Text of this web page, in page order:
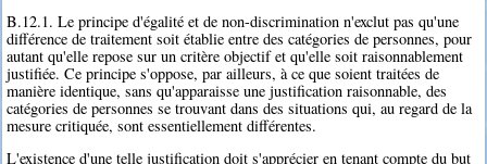
B.12.1. Le principe d'égalité et de non-discrimination n'exclut pas qu'une
différence de traitement soit établie entre des catégories de personnes, pour
autant qu'elle repose sur un critère objectif et qu'elle soit raisonnablement
justifiée. Ce principe s'oppose, par ailleurs, à ce que soient traitées de
manière identique, sans qu'apparaisse une justification raisonnable, des
catégories de personnes se trouvant dans des situations qui, au regard de la
mesure critiquée, sont essentiellement différentes.
L'existence d'une telle justification doit s'apprécier en tenant compte du but